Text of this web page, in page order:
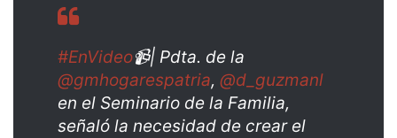
#EnVideo📹| Pdta. de la
@gmhogarespatria, @d_guzmanl
en el Seminario de la Familia,
señaló la necesidad de crear el